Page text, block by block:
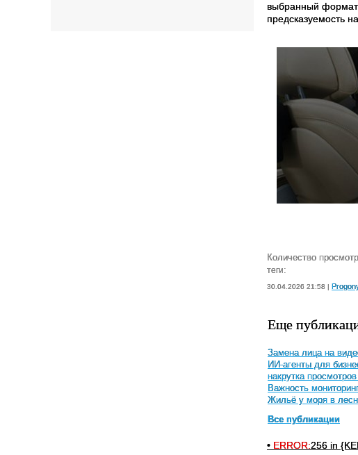
выбранный формат
предсказуемость
Количество
теги:
30.04.2026 21:58 |
Еще
Замена лица на
ИИ-агенты для
накрутка просмотров
Важность
Жильё у моря в
Все публикации
• ERROR:256 in